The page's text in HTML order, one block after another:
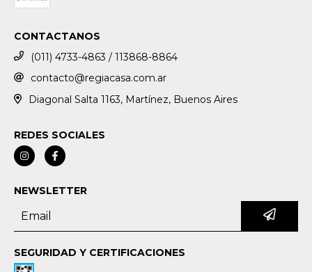
CONTACTANOS
(011) 4733-4863 / 113868-8864
contacto@regiacasa.com.ar
Diagonal Salta 1163, Martínez, Buenos Aires
REDES SOCIALES
NEWSLETTER
SEGURIDAD Y CERTIFICACIONES